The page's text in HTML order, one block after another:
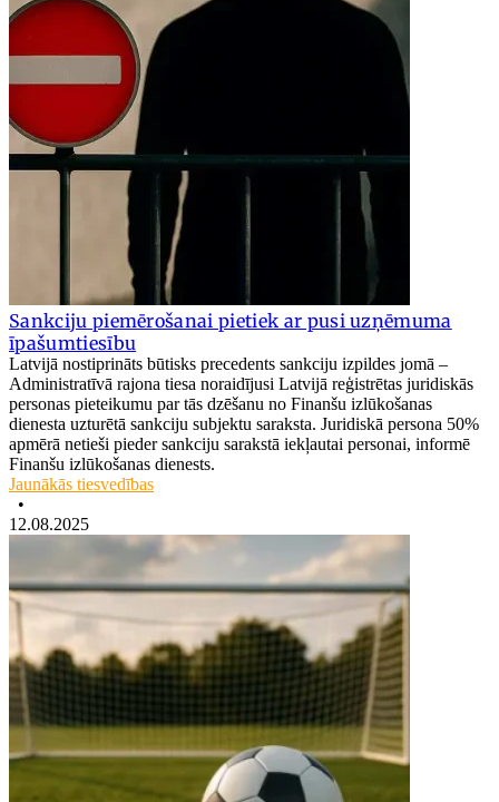
Sankciju piemērošanai pietiek ar pusi uzņēmuma
īpašumtiesību
Latvijā nostiprināts būtisks precedents sankciju izpildes jomā –
Administratīvā rajona tiesa noraidījusi Latvijā reģistrētas juridiskās
personas pieteikumu par tās dzēšanu no Finanšu izlūkošanas
dienesta uzturētā sankciju subjektu saraksta. Juridiskā persona 50%
apmērā netieši pieder sankciju sarakstā iekļautai personai, informē
Finanšu izlūkošanas dienests.
Jaunākās tiesvedības
•
12.08.2025